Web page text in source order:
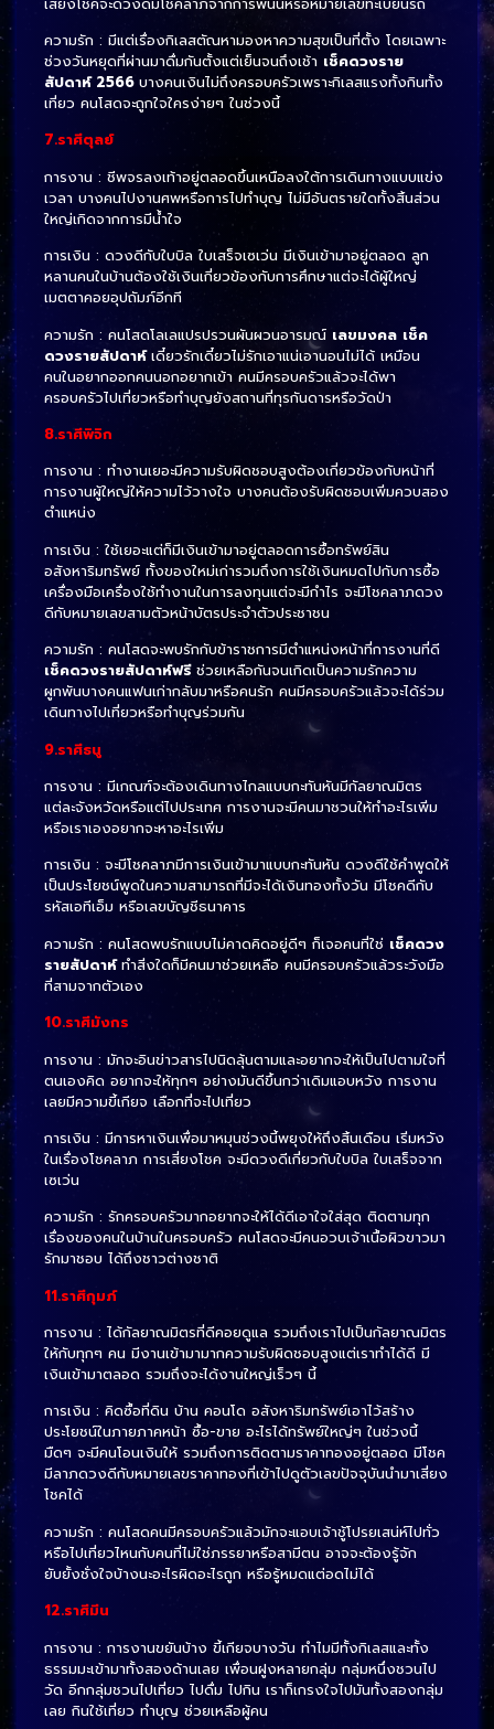
ความรัก : มีแต่เรื่องกิเลสตัณหามองหาความสุขเป็นที่ตั้ง โดยเฉพาะ
ช่วงวันหยุดที่ผ่านมาดื่มกันตั้งแต่เย็นจนถึงเช้า เช็คดวงราย
สัปดาห์ 2566 บางคนเงินไม่ถึงครอบครัวเพราะกิเลสแรงทั้งกินทั้ง
เที่ยว คนโสดจะถูกใจใครง่ายๆ ในช่วงนี้
7.ราศีตุลย์
การงาน : ชีพจรลงเท้าอยู่ตลอดขึ้นเหนือลงใต้การเดินทางแบบแข่ง
เวลา บางคนไปงานศพหรือการไปทำบุญ ไม่มีอันตรายใดทั้งสิ้นส่วน
ใหญ่เกิดจากการมีน้ำใจ
การเงิน : ดวงดีกับใบบิล ใบเสร็จเซเว่น มีเงินเข้ามาอยู่ตลอด ลูก
หลานคนในบ้านต้องใช้เงินเกี่ยวข้องกับการศึกษาแต่จะได้ผู้ใหญ่
เมตตาคอยอุปถัมภ์อีกที
ความรัก : คนโสดโลเลแปรปรวนผันผวนอารมณ์ เลขมงคล เช็ค
ดวงรายสัปดาห์เดี๋ยวรักเดี๋ยวไม่รักเอาแน่เอานอนไม่ได้ เหมือน
คนในอยากออกคนนอกอยากเข้า คนมีครอบครัวแล้วจะได้พา
ครอบครัวไปเที่ยวหรือทำบุญยังสถานที่ทุรกันดารหรือวัดป่า
8.ราศีพิจิก
การงาน : ทำงานเยอะมีความรับผิดชอบสูงต้องเกี่ยวข้องกับหน้าที่
การงานผู้ใหญ่ให้ความไว้วางใจ บางคนต้องรับผิดชอบเพิ่มควบสอง
ตำแหน่ง
การเงิน : ใช้เยอะแต่ก็มีเงินเข้ามาอยู่ตลอดการซื้อทรัพย์สิน
อสังหาริมทรัพย์ ทั้งของใหม่เก่ารวมถึงการใช้เงินหมดไปกับการซื้อ
เครื่องมือเครื่องใช้ทำงานในการลงทุนแต่จะมีกำไร จะมีโชคลาภดวง
ดีกับหมายเลขสามตัวหน้าบัตรประจำตัวประชาชน
ความรัก : คนโสดจะพบรักกับข้าราชการมีตำแหน่งหน้าที่การงานที่ดี
เช็คดวงรายสัปดาห์ฟรี ช่วยเหลือกันจนเกิดเป็นความรักความ
ผูกพันบางคนแฟนเก่ากลับมาหรือคนรัก คนมีครอบครัวแล้วจะได้ร่วม
เดินทางไปเที่ยวหรือทำบุญร่วมกัน
9.ราศีธนู
การงาน : มีเกณฑ์จะต้องเดินทางไกลแบบกะทันหันมีกัลยาณมิตร
แต่ละจังหวัดหรือแต่ไปประเทศ การงานจะมีคนมาชวนให้ทำอะไรเพิ่ม
หรือเราเองอยากจะหาอะไรเพิ่ม
การเงิน : จะมีโชคลาภมีการเงินเข้ามาแบบกะทันหัน ดวงดีใช้คำพูดให้
เป็นประโยชน์พูดในความสามารถที่มีจะได้เงินทองทั้งวัน มีโชคดีกับ
รหัสเอทีเอ็ม หรือเลขบัญชีธนาคาร
ความรัก : คนโสดพบรักแบบไม่คาดคิดอยู่ดีๆ ก็เจอคนที่ใช่ เช็คดวง
รายสัปดาห์ทำสิ่งใดก็มีคนมาช่วยเหลือ คนมีครอบครัวแล้วระวังมือ
ที่สามจากตัวเอง
10.ราศีมังกร
การงาน : มักจะอินข่าวสารไปนิดลุ้นตามและอยากจะให้เป็นไปตามใจที่
ตนเองคิด อยากจะให้ทุกๆ อย่างมันดีขึ้นกว่าเดิมแอบหวัง การงาน
เลยมีความขี้เกียจ เลือกที่จะไปเที่ยว
การเงิน : มีการหาเงินเพื่อมาหมุนช่วงนี้พยุงให้ถึงสิ้นเดือน เริ่มหวัง
ในเรื่องโชคลาภ การเสี่ยงโชค จะมีดวงดีเกี่ยวกับใบบิล ใบเสร็จจาก
เซเว่น
ความรัก : รักครอบครัวมากอยากจะให้ได้ดีเอาใจใส่สุด ติดตามทุก
เรื่องของคนในบ้านในครอบครัว คนโสดจะมีคนอวบเจ้าเนื้อผิวขาวมา
รักมาชอบ ได้ถึงชาวต่างชาติ
11.ราศีกุมภ์
การงาน : ได้กัลยาณมิตรที่ดีคอยดูแล รวมถึงเราไปเป็นกัลยาณมิตร
ให้กับทุกๆ คน มีงานเข้ามามากความรับผิดชอบสูงแต่เราทำได้ดี มี
เงินเข้ามาตลอด รวมถึงจะได้งานใหญ่เร็วๆ นี้
การเงิน : คิดซื้อที่ดิน บ้าน คอนโด อสังหาริมทรัพย์เอาไว้สร้าง
ประโยชน์ในภายภาคหน้า ซื้อ-ขาย อะไรได้ทรัพย์ใหญ่ๆ ในช่วงนี้
มืดๆ จะมีคนโอนเงินให้ รวมถึงการติดตามราคาทองอยู่ตลอด มีโชค
มีลาภดวงดีกับหมายเลขราคาทองที่เข้าไปดูตัวเลขปัจจุบันนำมาเสี่ยง
โชคได้
ความรัก : คนโสดคนมีครอบครัวแล้วมักจะแอบเจ้าชู้โปรยเสน่ห์ไปทั่ว
หรือไปเที่ยวไหนกับคนที่ไม่ใช่ภรรยาหรือสามีตน อาจจะต้องรู้จัก
ยับยั้งชั่งใจบ้างนะอะไรผิดอะไรถูก หรือรู้หมดแต่อดไม่ได้
12.ราศีมีน
การงาน : การงานขยันบ้าง ขี้เกียจบางวัน ทำไมมีทั้งกิเลสและทั้ง
ธรรมมะเข้ามาทั้งสองด้านเลย เพื่อนฝูงหลายกลุ่ม กลุ่มหนึ่งชวนไป
วัด อีกกลุ่มชวนไปเที่ยว ไปดื่ม ไปกิน เราก็เกรงใจไปมันทั้งสองกลุ่ม
เลย กินใช้เที่ยว ทำบุญ ช่วยเหลือผู้คน